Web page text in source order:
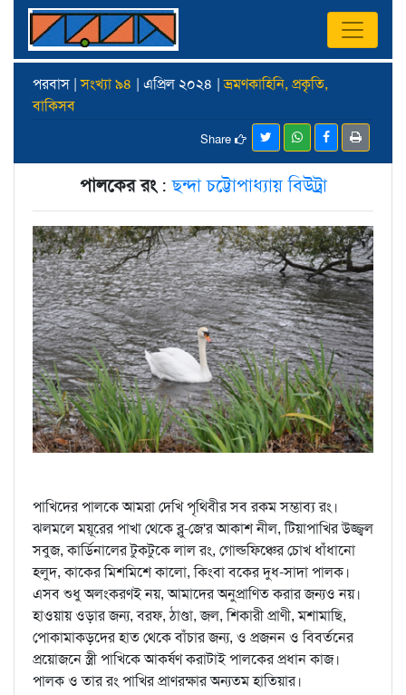
পরবাস |সংখ্যা ৯৪ | এপ্রিল ২০২৪ |ভ্রমণকাহিনি, প্রকৃতি,
বাকিসব
Share
পালকের রং :ছন্দা চট্টোপাধ্যায় বিউট্রা
পাখিদের পালকে আমরা দেখি পৃথিবীর সব রকম সম্ভাব্য রং।
ঝলমলে ময়ূরের পাখা থেকে ব্লু-জে'র আকাশ নীল, টিয়াপাখির উজ্জ্বল
সবুজ, কার্ডিনালের টুকটুকে লাল রং, গোল্ডফিঞ্চের চোখ ধাঁধানো
হলুদ, কাকের মিশমিশে কালো, কিংবা বকের দুধ-সাদা পালক।
এসব শুধু অলংকরণই নয়, আমাদের অনুপ্রাণিত করার জন্যও নয়।
হাওয়ায় ওড়ার জন্য, বরফ, ঠাণ্ডা, জল, শিকারী প্রাণী, মশামাছি,
পোকামাকড়দের হাত থেকে বাঁচার জন্য, ও প্রজনন ও বিবর্তনের
প্রয়োজনে স্ত্রী পাখিকে আকর্ষণ করাটাই পালকের প্রধান কাজ।
পালক ও তার রং পাখির প্রাণরক্ষার অন্যতম হাতিয়ার।